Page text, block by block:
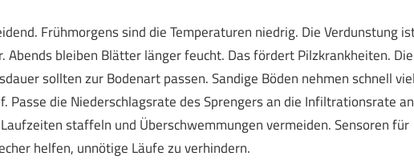
Frühmorgens sind die Temperaturen niedrig. Die Verdunstung
Abends bleiben Blätter länger feucht. Das fördert Pilzkrankheiten. Die
sollten zur Bodenart passen. Sandige Böden nehmen schnell
Passe die Niederschlagsrate des Sprengers an die Infiltrationsrate
staffeln und Überschwemmungen vermeiden. Sensoren für
helfen, unnötige Läufe zu verhindern.